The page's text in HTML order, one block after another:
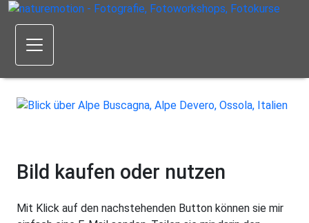
Bild kaufen oder nutzen
Mit Klick auf den nachstehenden Button können sie mir